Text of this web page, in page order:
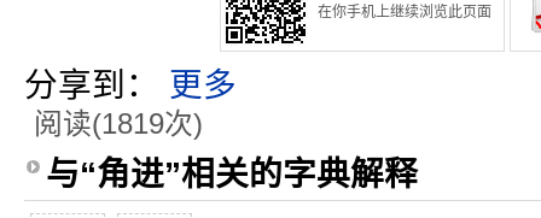
在你手机上继续浏览此页面
分享到： 更多
阅读(1819次)
与“角进”相关的字典解释